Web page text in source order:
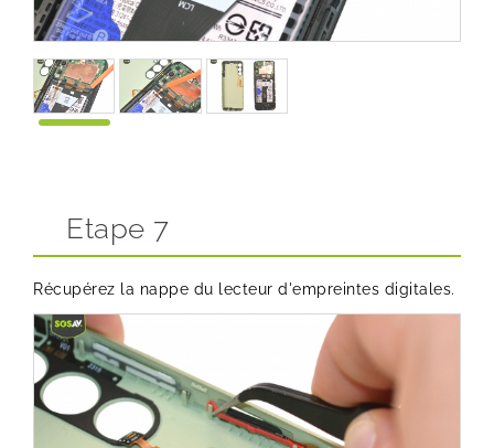
Etape 7
Récupérez la nappe du lecteur d'empreintes digitales.